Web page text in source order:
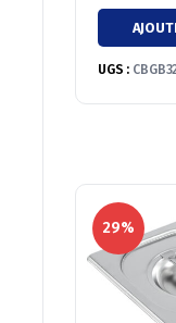
Le
prix
initial
était :
Le
prix
actuel
est :
UGS :
29%